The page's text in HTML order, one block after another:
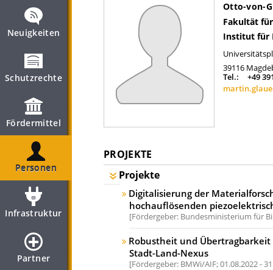
Neuigkeiten
Schutzrechte
Fördermittel
Personen
Infrastruktur
Partner
Otto-von-
Fakultät
Institut für
39116
Tel.:
+49
PROJEKTE
Projekte
Digitalisierung der
hochauflösenden
Fördergeber: Bundesministerium für
Robustheit und
Stadt-Land-Nexus
Fördergeber: BMWi/AIF;01.08.2022 -